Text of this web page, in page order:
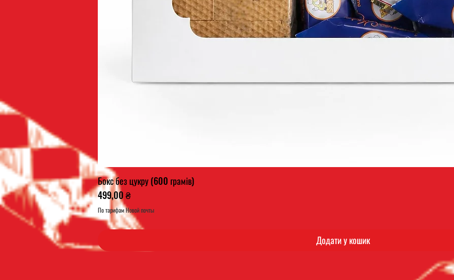
Бокс без цукру (600 грамів)
Ціна
499,00 ₴
По тарифам Новой почты
Додати у кошик